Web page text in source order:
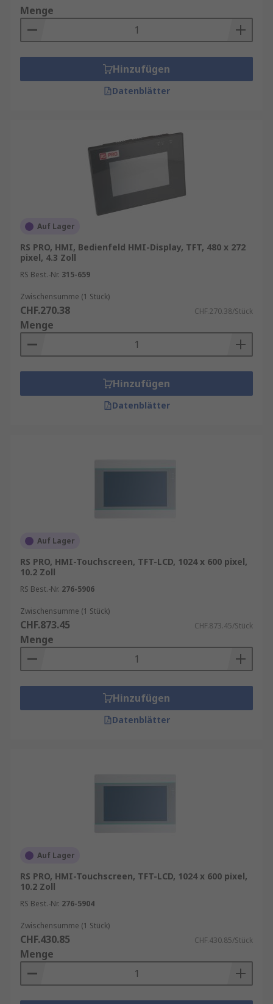
Menge
Hinzufügen
Datenblätter
Auf Lager
RS PRO, HMI, Bedienfeld HMI-Display, TFT, 480 x 272
pixel, 4.3 Zoll
RS Best.-Nr. 315-659
Zwischensumme (1 Stück)
CHF.270.38 CHF.270.38/Stück
Menge
Hinzufügen
Datenblätter
Auf Lager
RS PRO, HMI-Touchscreen, TFT-LCD, 1024 x 600 pixel,
10.2 Zoll
RS Best.-Nr. 276-5906
Zwischensumme (1 Stück)
CHF.873.45 CHF.873.45/Stück
Menge
Hinzufügen
Datenblätter
Auf Lager
RS PRO, HMI-Touchscreen, TFT-LCD, 1024 x 600 pixel,
10.2 Zoll
RS Best.-Nr. 276-5904
Zwischensumme (1 Stück)
CHF.430.85 CHF.430.85/Stück
Menge